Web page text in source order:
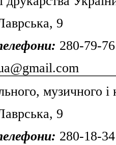
280-79-76
музичного і
280-18-34